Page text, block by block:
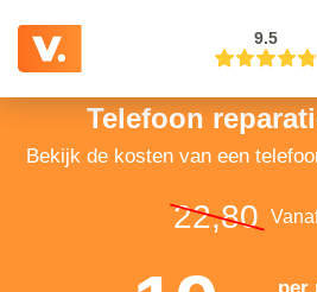
9.5
Telefoon
Bekijk de kosten van een
22,80